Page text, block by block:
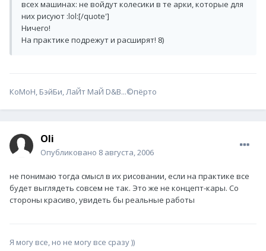
всех машинах: не войдут колесики в те арки, которые для
них рисуют :lol:[/quote']
Ничего!
На практике подрежут и расширят! 8)
КоМоН, БэйБи, ЛаЙт МаЙ D&B...©пёрто
Oli
Опубликовано 8 августа, 2006
не понимаю тогда смысл в их рисовании, если на практике все
будет выглядеть совсем не так. Это же не концепт-кары. Со
стороны красиво, увидеть бы реальные работы
Я могу все, но не могу все сразу ))